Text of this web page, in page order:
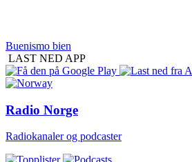
Buenismo bien
LAST NED APP
Radio Norge
Radiokanaler og podcaster